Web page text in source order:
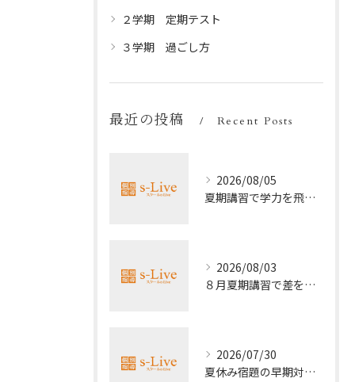
２学期 定期テスト
３学期 過ごし方
最近の投稿 Recent Posts
2026/08/05
夏期講習で学力を飛躍的に上げる方法
2026/08/03
８月夏期講習で差をつける受験勉強法
2026/07/30
夏休み宿題の早期対策ポイント